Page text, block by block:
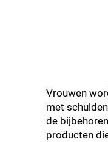
Vrouwen
met
de
producten